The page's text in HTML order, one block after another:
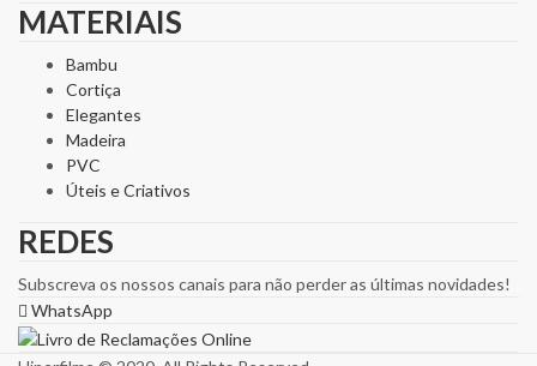
MATERIAIS
Bambu
Cortiça
Elegantes
Madeira
PVC
Úteis e Criativos
REDES
Subscreva os nossos canais para não perder as últimas novidades!
WhatsApp